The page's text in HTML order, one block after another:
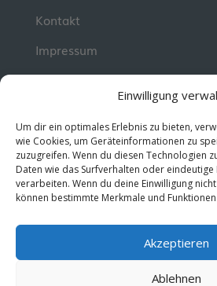
Einwilligung
Um dir ein optimales Erlebnis zu bieten,
wie Cookies, um Geräteinformationen zu
zuzugreifen. Wenn du diesen Technologien
Daten wie das Surfverhalten oder
verarbeiten. Wenn du deine Einwilligung
können bestimmte Merkmale und
Akzeptieren
Ablehnen
Kontakt
Impressum
Erhalte jeden Dienstag
Wissen für deine berufliche
kostenlos abonnieren!
© 2026 MentorMe. Alle Rechte
AGBs